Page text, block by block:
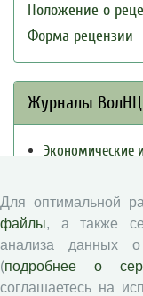
Положение о
Форма рецензии
Журналы
Экономические
Вопросы
Социальное
Юный экономист
АгроЗооТехника
Для оптимальной
файлы, а также
анализа данных
(подробнее о
соглашаетесь на